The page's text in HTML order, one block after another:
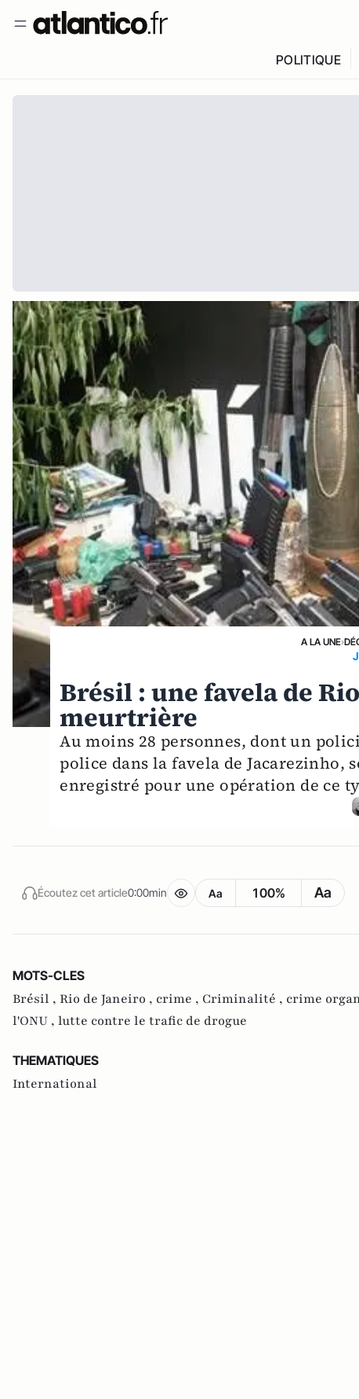
POLITIQUE
A LA UNE›
Brésil : une favela de
meurtrière
Au moins 28 personnes, dont un
police dans la favela de
enregistré pour une opération de ce
Écoutez cet article0:00min Aa 100% Aa
MOTS-CLES
Brésil , Rio de Janeiro , crime , Criminalité , crime
l'ONU , lutte contre le trafic de drogue
THEMATIQUES
International